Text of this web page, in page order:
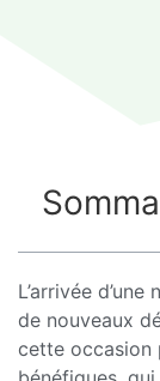
L’arrivée
de nouveaux
cette occasion